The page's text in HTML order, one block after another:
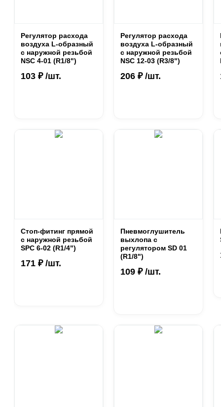
Регулятор расхода
воздуха L-образный
с наружной резьбой
NSC 4-01 (R1/8")
103 ₽ /шт.
Регулятор расхода
воздуха L-образный
с наружной резьбой
NSC 12-03 (R3/8")
206 ₽ /шт.
Стоп-фитинг прямой
с наружной резьбой
SPC 6-02 (R1/4")
171 ₽ /шт.
Пневмоглушитель
выхлопа с
регулятором SD 01
(R1/8")
109 ₽ /шт.